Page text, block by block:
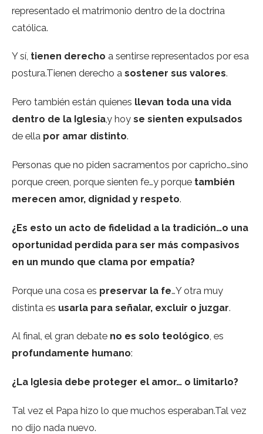
representado el matrimonio dentro de la doctrina
católica.
Y sí, tienen derecho a sentirse representados por esa
postura.Tienen derecho a sostener sus valores.
Pero también están quienes llevan toda una vida
dentro de la Iglesia,y hoy se sienten expulsados
de ella por amar distinto.
Personas que no piden sacramentos por capricho…sino
porque creen, porque sienten fe…y porque también
merecen amor, dignidad y respeto.
¿Es esto un acto de fidelidad a la tradición…o una
oportunidad perdida para ser más compasivos
en un mundo que clama por empatía?
Porque una cosa es preservar la fe…Y otra muy
distinta es usarla para señalar, excluir o juzgar.
Al final, el gran debate no es solo teológico, es
profundamente humano:
¿La Iglesia debe proteger el amor… o limitarlo?
Tal vez el Papa hizo lo que muchos esperaban.Tal vez
no dijo nada nuevo.